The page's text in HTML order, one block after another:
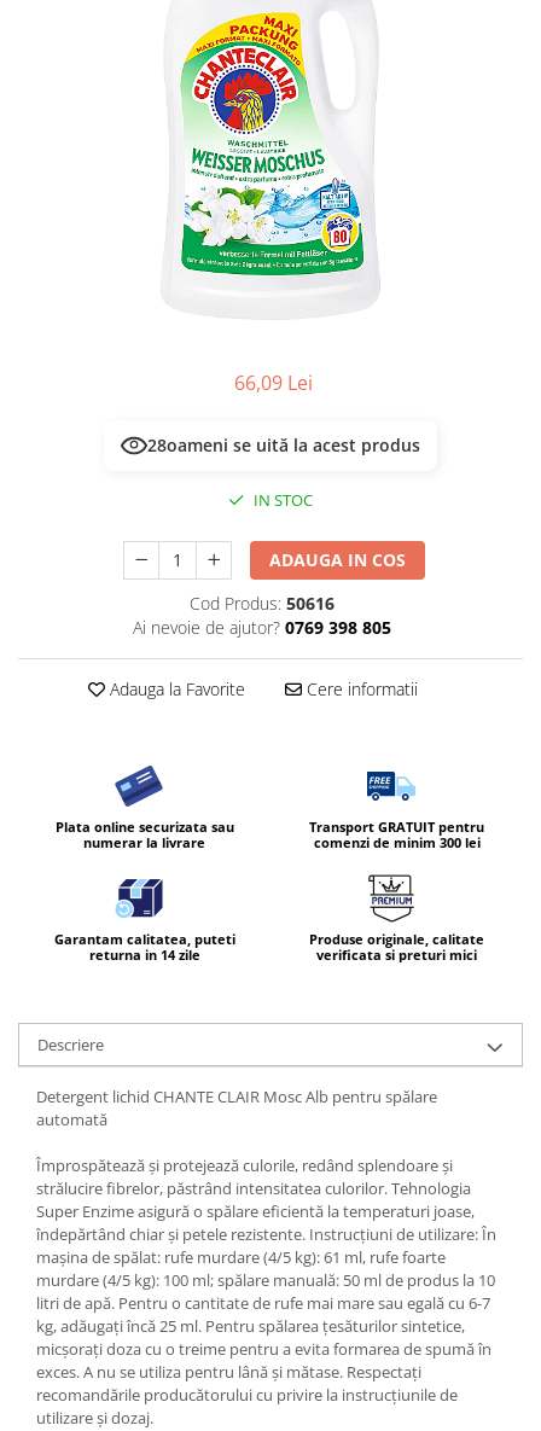
Servetele Umede & Uscate
66,09 Lei
28oameni se uită la acest produs
IN STOC
ADAUGA IN COS
Cod Produs: 50616
Ai nevoie de ajutor? 0769 398 805
Adauga la Favorite Cere informatii
Plata online securizata sau
numerar la livrare
Transport GRATUIT pentru
comenzi de minim 300 lei
Garantam calitatea, puteti
returna in 14 zile
Produse originale, calitate
verificata si preturi mici
Descriere
Detergent lichid CHANTE CLAIR Mosc Alb pentru spălare
automată
Împrospătează și protejează culorile, redând splendoare și
strălucire fibrelor, păstrând intensitatea culorilor. Tehnologia
Super Enzime asigură o spălare eficientă la temperaturi joase,
îndepărtând chiar și petele rezistente. Instrucțiuni de utilizare: În
mașina de spălat: rufe murdare (4/5 kg): 61 ml, rufe foarte
murdare (4/5 kg): 100 ml; spălare manuală: 50 ml de produs la 10
litri de apă. Pentru o cantitate de rufe mai mare sau egală cu 6-7
kg, adăugați încă 25 ml. Pentru spălarea țesăturilor sintetice,
micșorați doza cu o treime pentru a evita formarea de spumă în
exces. A nu se utiliza pentru lână și mătase. Respectați
recomandările producătorului cu privire la instrucțiunile de
utilizare și dozaj.